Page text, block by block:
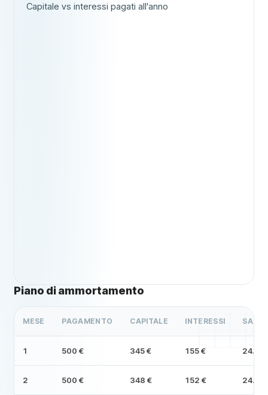
Capitale vs interessi pagati all'anno
Piano di ammortamento
MESE PAGAMENTO CAPITALE INTERESSI
1 500 € 345 € 155 €
2 500 € 348 € 152 €